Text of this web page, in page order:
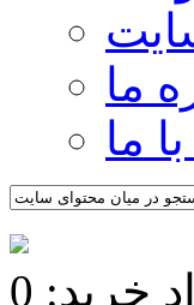
ما
ما
خرید: 0